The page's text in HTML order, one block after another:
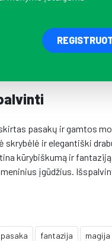
pasakų ir gamtos
skrybėlė ir elegantiški
kūrybiškumą ir
įgūdžius.
pasaka fantazija magija